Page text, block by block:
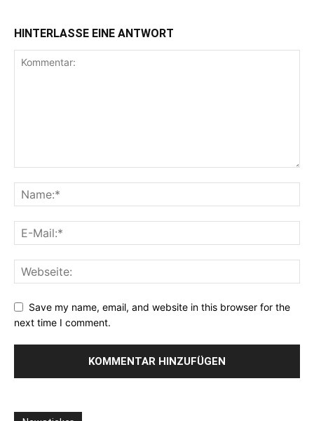
HINTERLASSE EINE ANTWORT
Save my name, email, and website in this browser for the
next time I comment.